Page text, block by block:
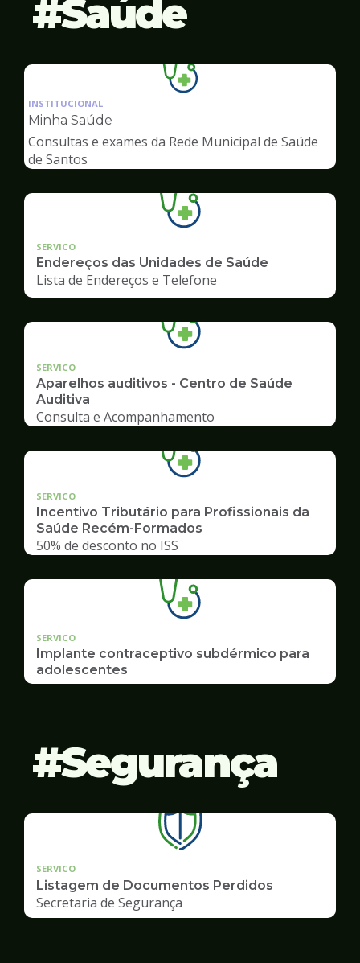
Saúde
Ilustração
da
de
Saúde
INSTITUCIONAL
Minha Saúde
Consultas e exames da Rede Municipal de Saúde
de Santos
SERVICO
Endereços das Unidades de Saúde
Lista de Endereços e Telefone
SERVICO
Aparelhos auditivos - Centro de Saúde
Auditiva
Consulta e Acompanhamento
SERVICO
Incentivo Tributário para Profissionais da
Saúde Recém-Formados
50% de desconto no ISS
SERVICO
Implante contraceptivo subdérmico para
adolescentes
Segurança
SERVICO
Listagem de Documentos Perdidos
Secretaria de Segurança